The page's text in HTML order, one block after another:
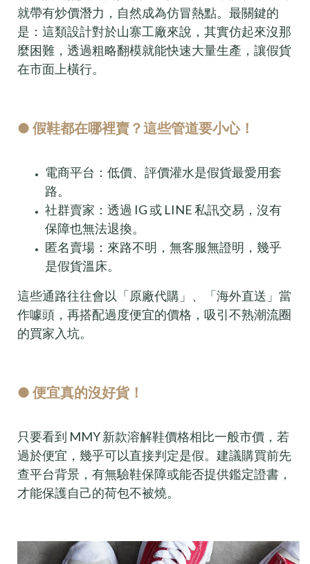
就帶有炒價潛力，自然成為仿冒熱點。最關鍵的
是：這類設計對於山寨工廠來說，其實仿起來沒那
麼困難，透過粗略翻模就能快速大量生產，讓假貨
在市面上橫行。
● 假鞋都在哪裡賣？這些管道要小心！
電商平台：低價、評價灌水是假貨最愛用套
路。
社群賣家：透過 IG 或 LINE 私訊交易，沒有
保障也無法退換。
匿名賣場：來路不明，無客服無證明，幾乎
是假貨溫床。
這些通路往往會以「原廠代購」、「海外直送」當
作噱頭，再搭配過度便宜的價格，吸引不熟潮流圈
的買家入坑。
● 便宜真的沒好貨！
只要看到 MMY 新款溶解鞋價格相比一般市價，若
過於便宜，幾乎可以直接判定是假。建議購買前先
查平台背景，有無驗鞋保障或能否提供鑑定證書，
才能保護自己的荷包不被燒。